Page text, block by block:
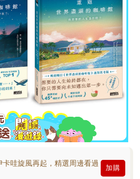
哇旋風再起，精選周邊看過
加購